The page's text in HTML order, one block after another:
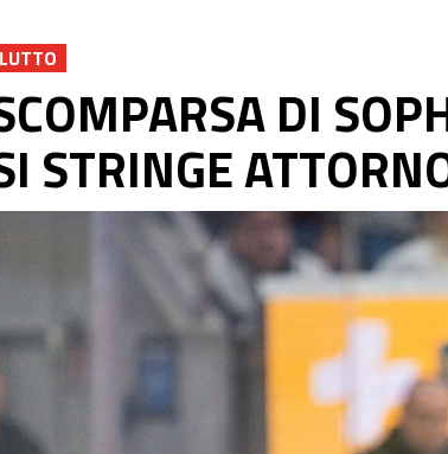
LUTTO
DI
STRINGE